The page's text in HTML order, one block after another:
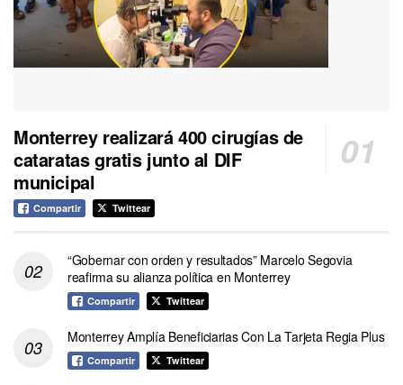
Monterrey realizará 400 cirugías de
cataratas gratis junto al DIF
municipal
Compartir Twittear
“Gobernar con orden y resultados” Marcelo Segovia
reafirma su alianza política en Monterrey
Compartir Twittear
Monterrey Amplía Beneficiarias Con La Tarjeta Regia Plus
Compartir Twittear